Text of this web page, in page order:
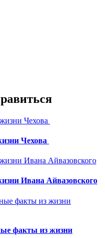
Чехова
Ивана Айвазовского
факты из жизни